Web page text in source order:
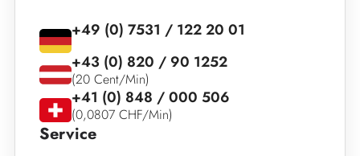
Service
+49 (0) 7531 / 122 20 01
+43 (0) 820 / 90 1252
(20 Cent/Min)
+41 (0) 848 / 000 506
(0,0807 CHF/Min)